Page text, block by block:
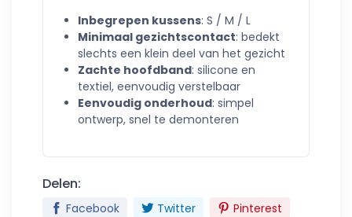
Inbegrepen kussens: S / M / L
Minimaal gezichtscontact: bedekt
slechts een klein deel van het gezicht
Zachte hoofdband: silicone en
textiel, eenvoudig verstelbaar
Eenvoudig onderhoud: simpel
ontwerp, snel te demonteren
Delen:
Facebook Twitter Pinterest